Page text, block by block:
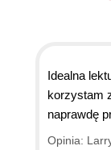
Idealna
korzystam
naprawdę
Opinia: